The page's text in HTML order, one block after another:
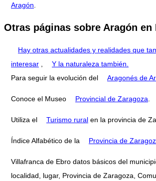
Aragón.
Otras páginas sobre Aragón en
Hay otras actualidades y realidades que
interesar
Y la naturaleza también.
Para seguir la evolución del
Aragonés de
Conoce el Museo Provincial de Zaragoza
Utiliza el Turismo rural en la provincia de
Índice Alfabético de la Provincia de
Villafranca de Ebro datos básicos del
localidad, lugar, Provincia de Zaragoza,